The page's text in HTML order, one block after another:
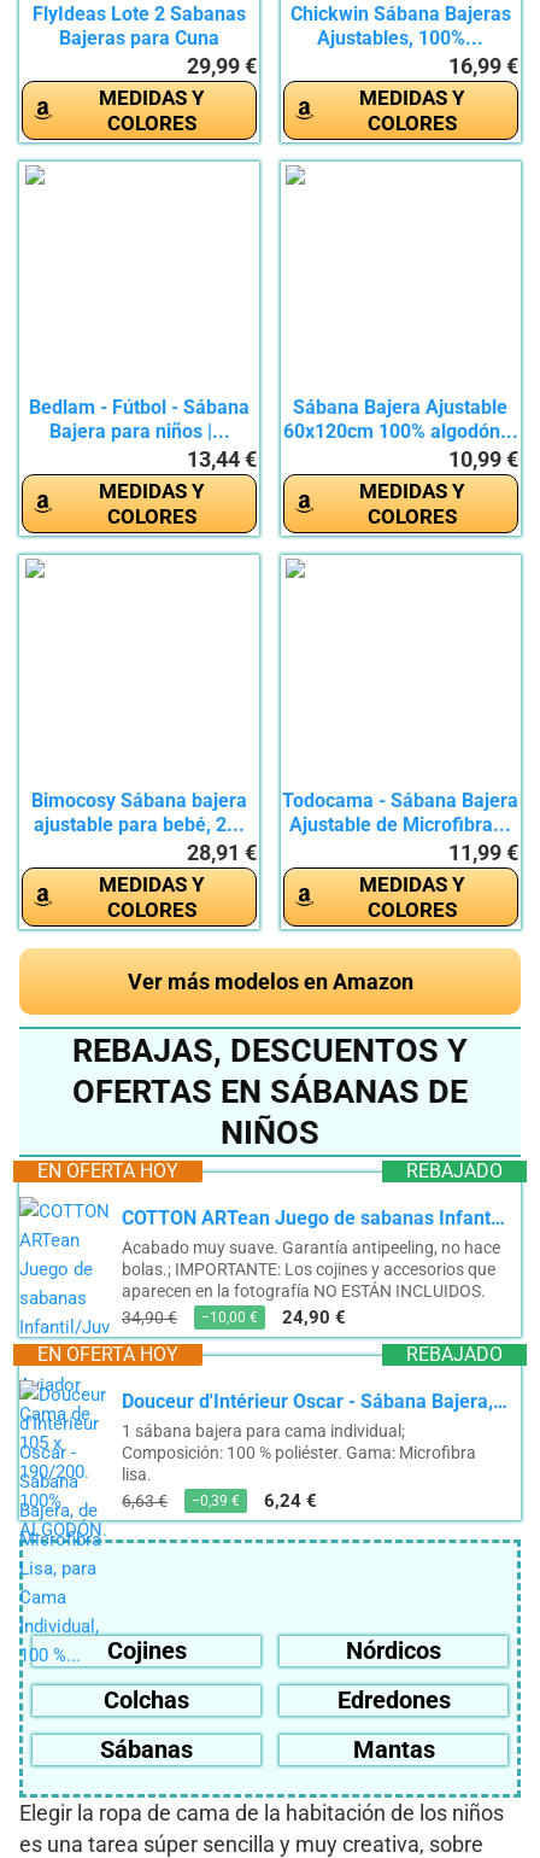
FlyIdeas Lote 2 Sabanas
Bajeras para Cuna
29,99 €
MEDIDAS Y
COLORES
Chickwin Sábana Bajeras
Ajustables, 100%...
16,99 €
MEDIDAS Y
COLORES
Bedlam - Fútbol - Sábana
Bajera para niños |...
13,44 €
MEDIDAS Y
COLORES
Sábana Bajera Ajustable
60x120cm 100% algodón...
10,99 €
MEDIDAS Y
COLORES
Bimocosy Sábana bajera
ajustable para bebé, 2...
28,91 €
MEDIDAS Y
COLORES
Todocama - Sábana Bajera
Ajustable de Microfibra...
11,99 €
MEDIDAS Y
COLORES
Ver más modelos en Amazon
REBAJAS, DESCUENTOS Y
OFERTAS EN SÁBANAS DE
NIÑOS
REBAJADO
EN OFERTA HOY
COTTON ARTean Juego de sabanas Infantil/Juvenil Aviador Cama de 105 x 190/200. 100% ALGODÓN.
Acabado muy suave. Garantía antipeeling, no hace
bolas.; IMPORTANTE: Los cojines y accesorios que
aparecen en la fotografía NO ESTÁN INCLUIDOS.
34,90 €
−10,00 € 24,90 €
REBAJADO
EN OFERTA HOY
Douceur d'Intérieur Oscar - Sábana Bajera, de Microfibra Lisa, para Cama Individual, 100 %...
1 sábana bajera para cama individual;
Composición: 100 % poliéster. Gama: Microfibra
lisa.
6,63 €
−0,39 € 6,24 €
Cojines
Nórdicos
Colchas
Edredones
Sábanas
Mantas
Elegir la ropa de cama de la habitación de los niños
es una tarea súper sencilla y muy creativa, sobre